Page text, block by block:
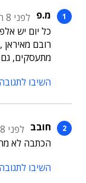
מ.פ לפני 8 חודשים
כל יום יש
רובם
מתעסקים,
השיבו לתגובה
חובב לפני 8 חודשים
הכתבה לא
השיבו לתגובה